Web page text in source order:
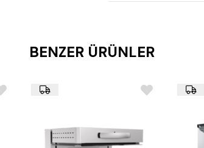
kullanım için ideal
BENZER ÜRÜNLER